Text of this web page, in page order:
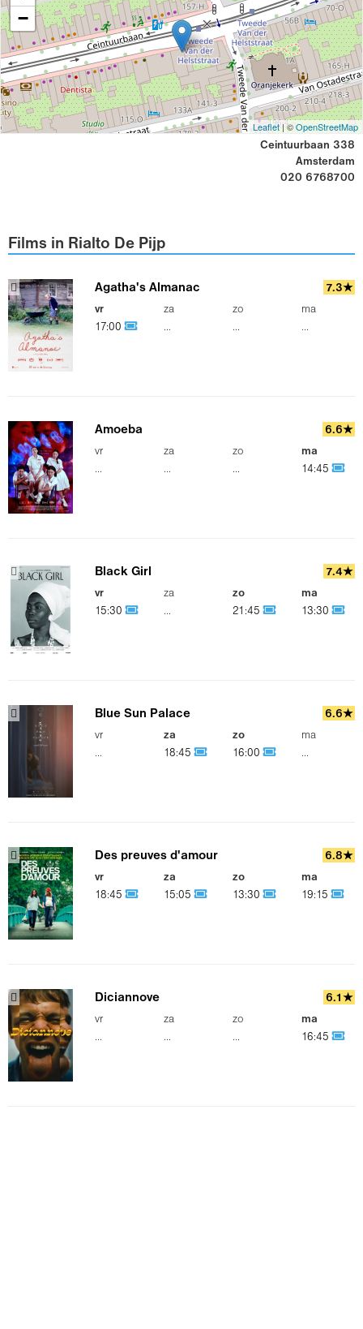
−
Leaflet| ©OpenStreetMap
Ceintuurbaan 338
Amsterdam
020 6768700
Films in Rialto De Pijp
Agatha's Almanac 7.3★
vr
17:00
za
...
zo
...
ma
...
Amoeba 6.6★
vr
...
za
...
zo
...
ma
14:45
Black Girl 7.4★
vr
15:30
za
...
zo
21:45
ma
13:30
Blue Sun Palace 6.6★
vr
...
za
18:45
zo
16:00
ma
...
Des preuves d'amour 6.8★
vr
18:45
za
15:05
zo
13:30
ma
19:15
Diciannove 6.1★
vr
...
za
...
zo
...
ma
16:45